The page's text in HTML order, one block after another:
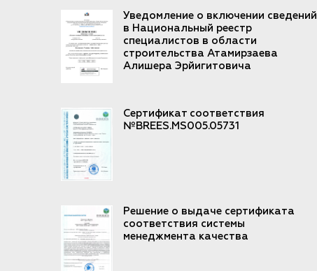
Уведомление о включении сведений
в Национальный реестр
специалистов в области
строительства Атамирзаева
Алишера Эрйигитовича
Сертификат соответствия
№BREES.MS005.05731
Решение о выдаче сертификата
соответствия системы
менеджмента качества